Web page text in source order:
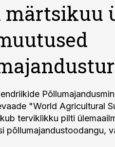
märtsikuu
"World Agricultural
terviklikku pilti
põllumajandustoodangu,